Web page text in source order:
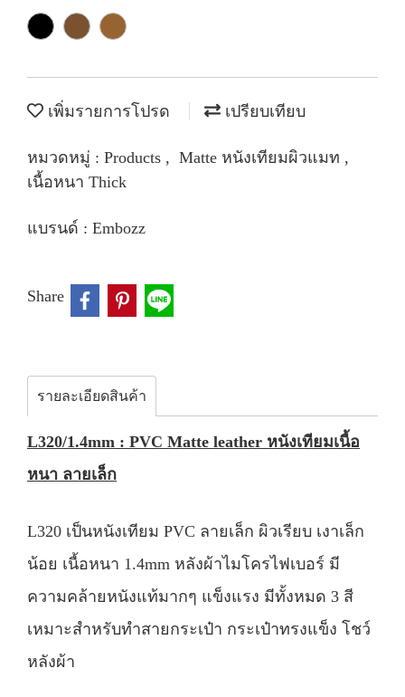
เพิ่มรายการโปรด เปรียบเทียบ
หมวดหมู่ : Products , Matte หนังเทียมผิวแมท ,
เนื้อหนา Thick
แบรนด์ : Embozz
Share
รายละเอียดสินค้า
L320/1.4mm : PVC Matte leather หนังเทียมเนื้อ
หนา ลายเล็ก
L320 เป็นหนังเทียม PVC ลายเล็ก ผิวเรียบ เงาเล็ก
น้อย เนื้อหนา 1.4mm หลังผ้าไมโครไฟเบอร์ มี
ความคล้ายหนังแท้มากๆ แข็งแรง มีทั้งหมด 3 สี
เหมาะสำหรับทำสายกระเป๋า กระเป๋าทรงแข็ง โชว์
หลังผ้า